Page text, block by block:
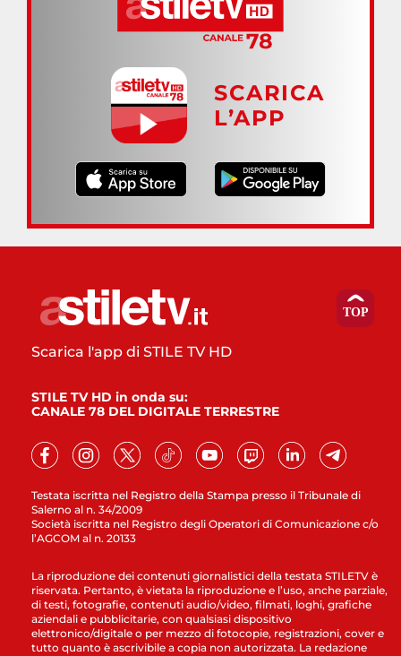
SCARICA
L’APP
Testata iscritta nel Registro della Stampa presso il Tribunale di
Salerno al n. 34/2009
Società iscritta nel Registro degli Operatori di Comunicazione c/o
l’AGCOM al n. 20133
Scarica l'app di STILE TV HD
STILE TV HD in onda su:
CANALE 78 DEL DIGITALE TERRESTRE
La riproduzione dei contenuti giornalistici della testata STILETV è
riservata. Pertanto, è vietata la riproduzione e l’uso, anche parziale,
di testi, fotografie, contenuti audio/video, filmati, loghi, grafiche
aziendali e pubblicitarie, con qualsiasi dispositivo
elettronico/digitale o per mezzo di fotocopie, registrazioni, cover e
tutto quanto è ascrivibile a copia non autorizzata. La redazione